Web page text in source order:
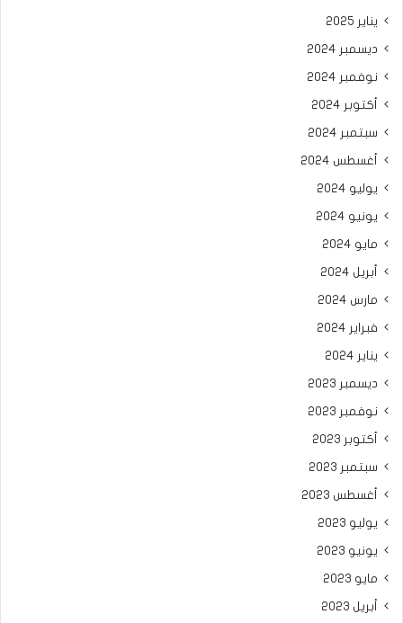
يناير 2025
ديسمبر 2024
نوفمبر 2024
أكتوبر 2024
سبتمبر 2024
أغسطس 2024
يوليو 2024
يونيو 2024
مايو 2024
أبريل 2024
مارس 2024
فبراير 2024
يناير 2024
ديسمبر 2023
نوفمبر 2023
أكتوبر 2023
سبتمبر 2023
أغسطس 2023
يوليو 2023
يونيو 2023
مايو 2023
أبريل 2023